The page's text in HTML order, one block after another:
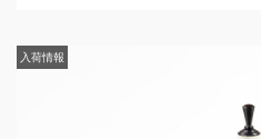
入荷情報